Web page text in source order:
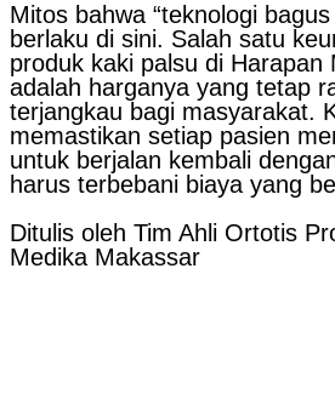
Mitos bahwa “teknologi
berlaku di sini. Salah satu
produk kaki palsu di Harapan
adalah harganya yang tetap
terjangkau bagi masyarakat.
memastikan setiap pasien
untuk berjalan kembali
harus terbebani biaya yang
Ditulis oleh Tim Ahli Ortotis
Medika Makassar